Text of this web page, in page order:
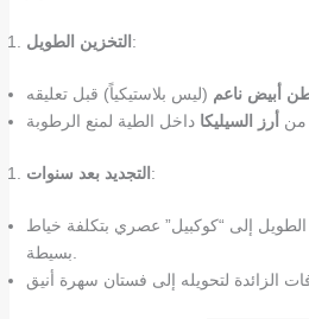
التخزين الطويل:
أبيض ناعم
من أرز السيليكا
التجديد بعد سنوات:
إلى “كوكبيل” عصري بتكلفة خياط